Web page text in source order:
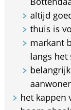
altijd
thuis is
markant
langs het
het kappen